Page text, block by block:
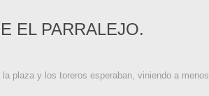
EL PARRALEJO.
plaza y los toreros esperaban, viniendo a menos